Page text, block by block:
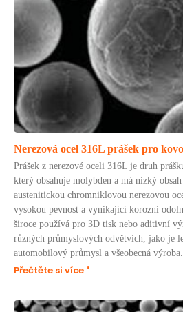
Nerezová ocel 316L prášek pro
Prášek z nerezové oceli 316L je druh
který obsahuje molybden a má nízký
austenitickou chromniklovou nerezovou
vysokou pevnost a vynikající korozní
široce používá pro 3D tisk nebo aditivní
různých průmyslových odvětvích, jako je
automobilový průmysl a všeobecná výroba.
Přečtěte si více "